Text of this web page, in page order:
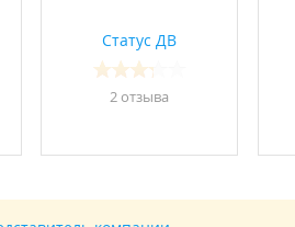
Статус ДВ
2 отзывa